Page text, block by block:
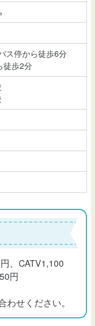
ス停から徒歩6分
徒歩2分
、CATV1,100
円
せください。